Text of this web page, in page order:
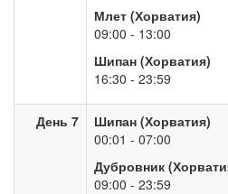
Млет (Хорватия)
09:00 - 13:00
Шипан (Хорватия)
16:30 - 23:59
День 7
Шипан (Хорватия)
00:01 - 07:00
Дубровник
09:00 - 23:59